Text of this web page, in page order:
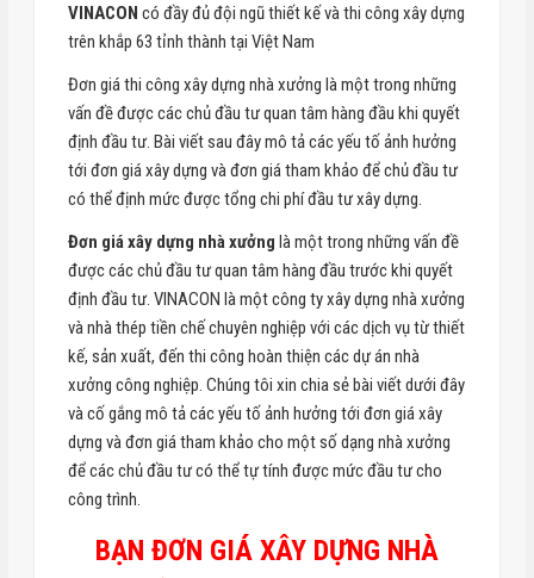
VINACONcó đầy đủ đội ngũ thiết kế và thi công xây dựng
trên khắp 63 tỉnh thành tại Việt Nam
Đơn giá thi công xây dựng nhà xưởng là một trong những
vấn đề được các chủ đầu tư quan tâm hàng đầu khi quyết
định đầu tư. Bài viết sau đây mô tả các yếu tố ảnh hưởng
tới đơn giá xây dựng và đơn giá tham khảo để chủ đầu tư
có thể định mức được tổng chi phí đầu tư xây dựng.
Đơn giá xây dựng nhà xưởng là một trong những vấn đề
được các chủ đầu tư quan tâm hàng đầu trước khi quyết
định đầu tư. VINACON là một công ty xây dựng nhà xưởng
và nhà thép tiền chế chuyên nghiệp với các dịch vụ từ thiết
kế, sản xuất, đến thi công hoàn thiện các dự án nhà
xưởng công nghiệp. Chúng tôi xin chia sẻ bài viết dưới đây
và cố gắng mô tả các yếu tố ảnh hưởng tới đơn giá xây
dựng và đơn giá tham khảo cho một số dạng nhà xưởng
để các chủ đầu tư có thể tự tính được mức đầu tư cho
công trình.
BẠN ĐƠN GIÁ XÂY DỰNG NHÀ